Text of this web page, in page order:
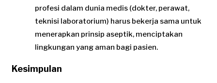
profesi dalam dunia medis (dokter, perawat,
teknisi laboratorium) harus bekerja sama untuk
menerapkan prinsip aseptik, menciptakan
lingkungan yang aman bagi pasien.
Kesimpulan